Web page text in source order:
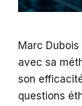
Marc Dubois
avec sa
son
questions